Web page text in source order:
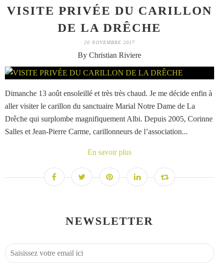
VISITE PRIVÉE DU CARILLON
DE LA DRÊCHE
20 NOVEMBRE 2017
By Christian Riviere
Dimanche 13 août ensoleillé et très très chaud. Je me décide enfin à
aller visiter le carillon du sanctuaire Marial Notre Dame de La
Drêche qui surplombe magnifiquement Albi. Depuis 2005, Corinne
Salles et Jean-Pierre Carme, carillonneurs de l’association...
En savoir plus
NEWSLETTER